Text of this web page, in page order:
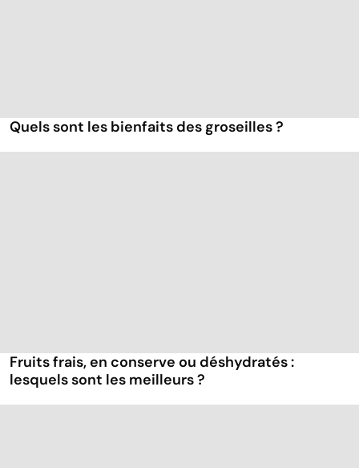
Quels sont les bienfaits des groseilles ?
Fruits frais, en conserve ou déshydratés :
lesquels sont les meilleurs ?